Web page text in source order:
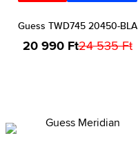
Guess TWD745 20450-BLA
20 990 Ft24 535 Ft